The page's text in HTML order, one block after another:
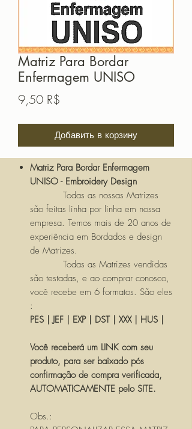
Matriz Para Bordar
Enfermagem UNISO
9,50 R$
Добавить в корзину
Matriz Para Bordar Enfermagem
UNISO - Embroidery Design
Todas as nossas Matrizes
são feitas linha por linha em nossa
empresa. Temos mais de 20 anos de
experiência em Bordados e design
de Matrizes.
Todas as Matrizes vendidas
são testadas, e ao comprar conosco,
você recebe em 6 formatos. São eles
:
PES | JEF | EXP | DST | XXX | HUS |
Você receberá um LINK com seu
produto, para ser baixado pós
confirmação de compra verificada,
AUTOMATICAMENTE pelo SITE.
Obs.: